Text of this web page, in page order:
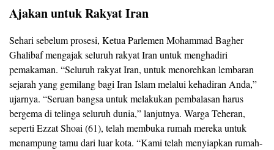
Ajakan untuk Rakyat Iran
Sehari sebelum prosesi, Ketua Parlemen Mohammad Bagher
Ghalibaf mengajak seluruh rakyat Iran untuk menghadiri
pemakaman. “Seluruh rakyat Iran, untuk menorehkan lembaran
sejarah yang gemilang bagi Iran Islam melalui kehadiran Anda,”
ujarnya. “Seruan bangsa untuk melakukan pembalasan harus
bergema di telinga seluruh dunia,” lanjutnya. Warga Teheran,
seperti Ezzat Shoai (61), telah membuka rumah mereka untuk
menampung tamu dari luar kota. “Kami telah menyiapkan rumah-